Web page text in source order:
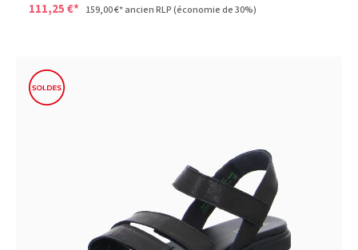
111,25 €* 159,00 €*ancien RLP(économie de 30%)